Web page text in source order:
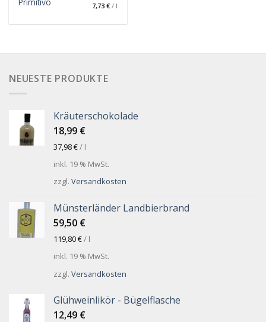
7,73 €/ l
NEUESTE PRODUKTE
Kräuterschokolade
18,99 €
37,98€/ l
inkl. 19 % MwSt.
zzgl. Versandkosten
Münsterländer Landbierbrand
59,50 €
119,80€/ l
inkl. 19 % MwSt.
zzgl. Versandkosten
Glühweinlikör - Bügelflasche
12,49 €